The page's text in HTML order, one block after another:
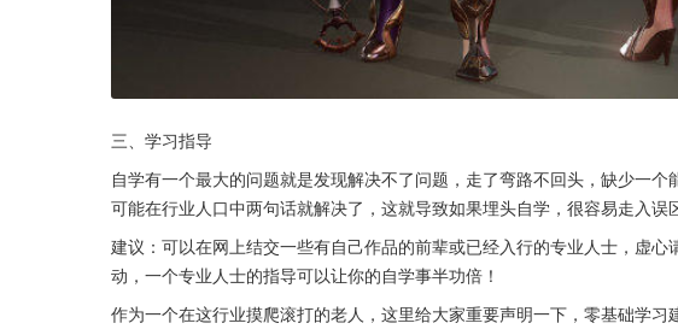
三、学习指导
自学有一个最大的问题就是发现解决不了问题，走了弯路不回头，缺少一
可能在行业人口中两句话就解决了，这就导致如果埋头自学，很容易走入误
建议：可以在网上结交一些有自己作品的前辈或已经入行的专业人士，虚
动，一个专业人士的指导可以让你的自学事半功倍！
作为一个在这行业摸爬滚打的老人，这里给大家重要声明一下，零基础学